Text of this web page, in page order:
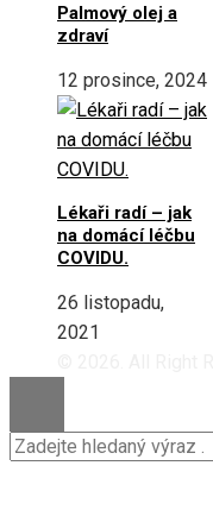
Palmový olej a
zdraví
12 prosince, 2024
Lékaři radí – jak
na domácí léčbu
COVIDU.
26 listopadu,
2021